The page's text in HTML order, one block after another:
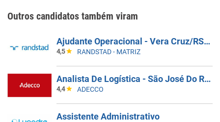
Outros candidatos também viram
Ajudante Operacional - Vera Cruz/RS - Coca-Cola FEMSA
4,5 RANDSTAD - MATRIZ
Analista De Logística - São José Do Rio Preto/SP
4,4 ADECCO
Assistente Administrativo